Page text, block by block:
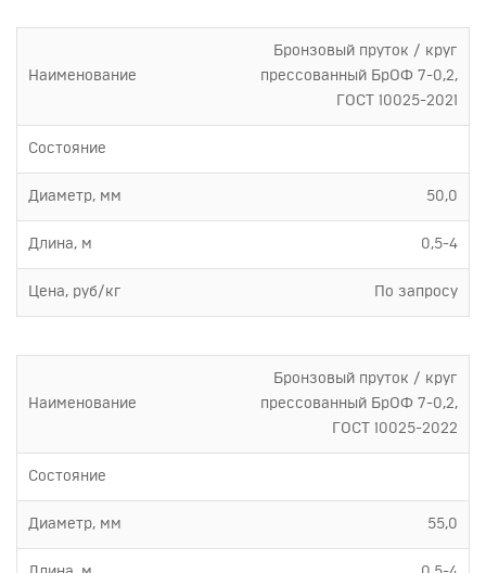
Наименование
Бронзовый пруток / круг
прессованный БрОФ 7-0,2,
ГОСТ 10025-2021
Состояние
Диаметр, мм 50,0
Длина, м 0,5-4
Цена, руб/кг По запросу
Наименование
Бронзовый пруток / круг
прессованный БрОФ 7-0,2,
ГОСТ 10025-2022
Состояние
Диаметр, мм 55,0